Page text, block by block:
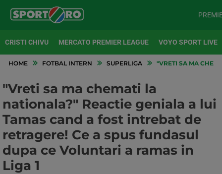
CRISTI CHIVU MERCATO PREMIER LEAGUE VOYO SPORT LIVE
HOME FOTBAL INTERN SUPERLIGA "VRETI SA MA
"Vreti sa ma chemati la
nationala?" Reactie geniala a lui
Tamas cand a fost intrebat de
retragere! Ce a spus fundasul
dupa ce Voluntari a ramas in
Liga 1